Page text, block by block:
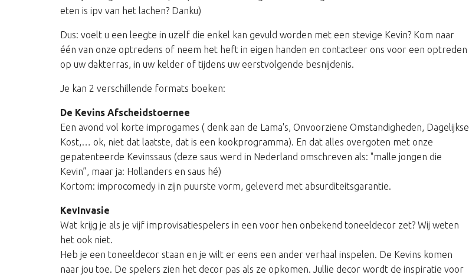
eten is ipv van het lachen? Danku)
Dus: voelt u een leegte in uzelf die enkel kan gevuld worden met een stevige Kevin? Kom naar
één van onze optredens of neem het heft in eigen handen en contacteer ons voor een optreden
op uw dakterras, in uw kelder of tijdens uw eerstvolgende besnijdenis.
Je kan 2 verschillende formats boeken:
De Kevins Afscheidstoernee
Een avond vol korte improgames ( denk aan de Lama's, Onvoorziene Omstandigheden, Dagelijkse
Kost,… ok, niet dat laatste, dat is een kookprogramma). En dat alles overgoten met onze
gepatenteerde Kevinssaus (deze saus werd in Nederland omschreven als: "malle jongen die
Kevin”, maar ja: Hollanders en saus hé)
Kortom: improcomedy in zijn puurste vorm, geleverd met absurditeitsgarantie.
KevInvasie
Wat krijg je als je vijf improvisatiespelers in een voor hen onbekend toneeldecor zet? Wij weten
het ook niet.
Heb je een toneeldecor staan en je wilt er eens een ander verhaal inspelen. De Kevins komen
naar jou toe. De spelers zien het decor pas als ze opkomen. Jullie decor wordt de inspiratie voor